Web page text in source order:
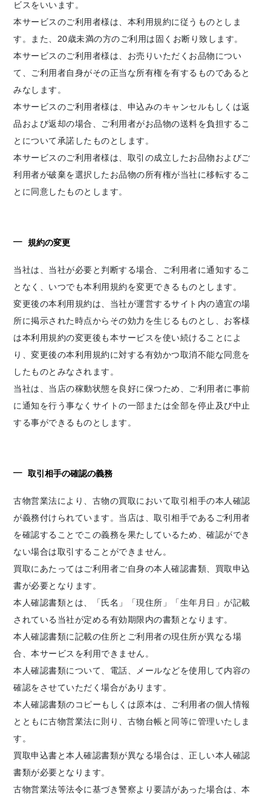
ビスをいいます。
本サービスのご利用者様は、本利用規約に従うものとしま
す。また、20歳未満の方のご利用は固くお断り致します。
本サービスのご利用者様は、お売りいただくお品物につい
て、ご利用者自身がその正当な所有権を有するものであると
みなします。
本サービスのご利用者様は、申込みのキャンセルもしくは返
品および返却の場合、ご利用者がお品物の送料を負担するこ
とについて承諾したものとします。
本サービスのご利用者様は、取引の成立したお品物およびご
利用者が破棄を選択したお品物の所有権が当社に移転するこ
とに同意したものとします。
規約の変更
当社は、当社が必要と判断する場合、ご利用者に通知するこ
となく、いつでも本利用規約を変更できるものとします。
変更後の本利用規約は、当社が運営するサイト内の適宜の場
所に掲示された時点からその効力を生じるものとし、お客様
は本利用規約の変更後も本サービスを使い続けることによ
り、変更後の本利用規約に対する有効かつ取消不能な同意を
したものとみなされます。
当社は、当店の稼動状態を良好に保つため、ご利用者に事前
に通知を行う事なくサイトの一部または全部を停止及び中止
する事ができるものとします。
取引相手の確認の義務
古物営業法により、古物の買取において取引相手の本人確認
が義務付けられています。当店は、取引相手であるご利用者
を確認することでこの義務を果たしているため、確認ができ
ない場合は取引することができません。
買取にあたってはご利用者ご自身の本人確認書類、買取申込
書が必要となります。
本人確認書類とは、「氏名」「現住所」「生年月日」が記載
されている当社が定める有効期限内の書類となります。
本人確認書類に記載の住所とご利用者の現住所が異なる場
合、本サービスを利用できません。
本人確認書類について、電話、メールなどを使用して内容の
確認をさせていただく場合があります。
本人確認書類のコピーもしくは原本は、ご利用者の個人情報
とともに古物営業法に則り、古物台帳と同等に管理いたしま
す。
買取申込書と本人確認書類が異なる場合は、正しい本人確認
書類が必要となります。
古物営業法等法令に基づき警察より要請があった場合は、本